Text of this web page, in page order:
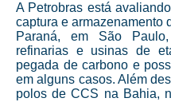
A Petrobras está
captura e armazenamento
Paraná, em São
refinarias e usinas de
pegada de carbono e
em alguns casos. Além
polos de CCS na Bahia,